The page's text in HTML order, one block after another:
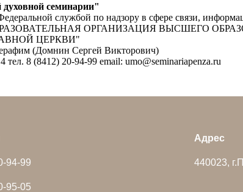
семинарии"
службой по надзору в сфере связи,
ОРГАНИЗАЦИЯ ВЫСШЕГО
ЦЕРКВИ"
(Домнин Сергей Викторович)
8 (8412) 20-94-99 email: umo@seminariapenza.ru
94-99
95-05
Адрес
440023,